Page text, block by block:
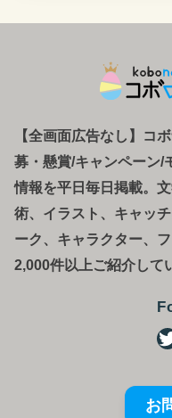
【全画面広告なし】コ
募 ・ 懸賞/キャンペーン/
情報を平日毎日掲載。
術、イラスト、キャッ
ーク、キャラクター、
2,000件以上ご紹介して
お